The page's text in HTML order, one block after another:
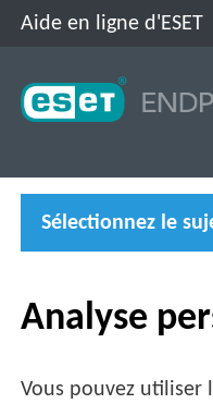
Aide en ligne d'ESET
Sélectionnez le
Analyse
Vous pouvez utiliser